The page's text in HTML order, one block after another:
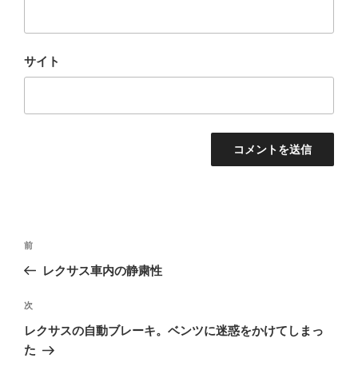
サイト
投
ビ
ゲ
ー
前
の
稿
前
レクサス車内の静粛性
次
の
投
次
レクサスの自動ブレーキ。ベンツに迷惑をかけてしまっ
た